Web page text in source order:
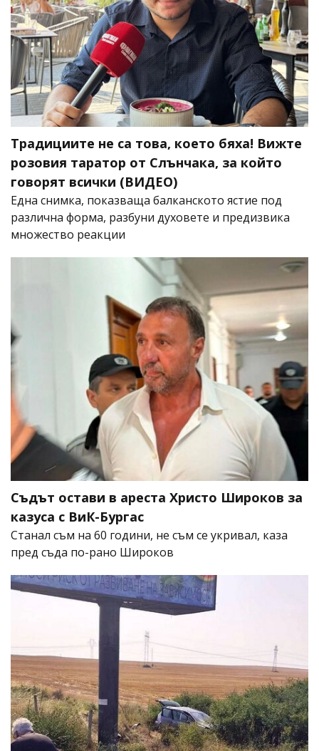
Традициите не са това, което бяха! Вижте
розовия таратор от Слънчака, за който
говорят всички (ВИДЕО)
Една снимка, показваща балканското ястие под
различна форма, разбуни духовете и предизвика
множество реакции
Съдът остави в ареста Христо Широков за
казуса с ВиК-Бургас
Станал съм на 60 години, не съм се укривал, каза
пред съда по-рано Широков